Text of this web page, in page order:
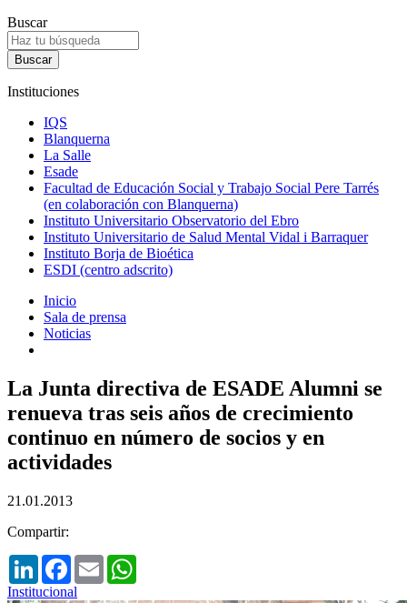
Buscar
Instituciones
IQS
Blanquerna
La Salle
Esade
Facultad de Educación Social y Trabajo Social Pere Tarrés
(en colaboración con Blanquerna)
Instituto Universitario Observatorio del Ebro
Instituto Universitario de Salud Mental Vidal i Barraquer
Instituto Borja de Bioética
ESDI (centro adscrito)
Inicio
Sala de prensa
Noticias
La Junta directiva de ESADE Alumni se
renueva tras seis años de crecimiento
continuo en número de socios y en
actividades
21.01.2013
Compartir:
LinkedInFacebook
Email
Institucional